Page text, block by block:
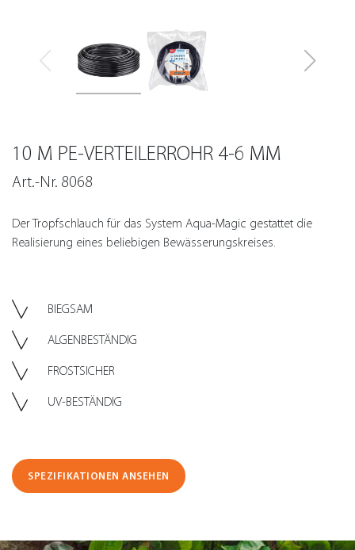
10 M PE-VERTEILERROHR 4-6 MM
Art.-Nr. 8068
Der Tropfschlauch für das System Aqua-Magic gestattet die
Realisierung eines beliebigen Bewässerungskreises.
BIEGSAM
ALGENBESTÄNDIG
FROSTSICHER
UV-BESTÄNDIG
SPEZIFIKATIONEN ANSEHEN